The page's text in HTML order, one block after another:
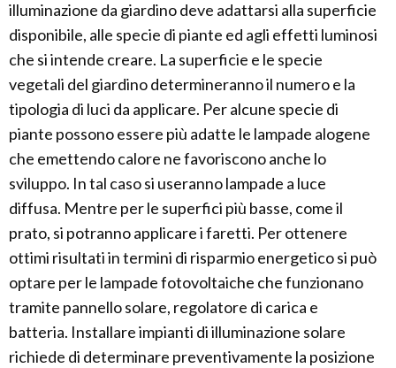
illuminazione da giardino deve adattarsi alla superficie
disponibile, alle specie di piante ed agli effetti luminosi
che si intende creare. La superficie e le specie
vegetali del giardino determineranno il numero e la
tipologia di luci da applicare. Per alcune specie di
piante possono essere più adatte le lampade alogene
che emettendo calore ne favoriscono anche lo
sviluppo. In tal caso si useranno lampade a luce
diffusa. Mentre per le superfici più basse, come il
prato, si potranno applicare i faretti. Per ottenere
ottimi risultati in termini di risparmio energetico si può
optare per le lampade fotovoltaiche che funzionano
tramite pannello solare, regolatore di carica e
batteria. Installare impianti di illuminazione solare
richiede di determinare preventivamente la posizione